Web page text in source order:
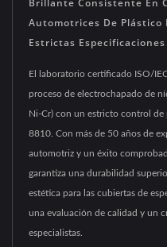
Automotrices De Plástico
Estrictas Especificaciones
El laboratorio certificado ISO/
proceso de electrochapado de
Ni-Cr) con un estricto control de
8810. Con más de 50 años de
automotriz y un éxito
garantiza una durabilidad
estética para las cubiertas de
una evaluación de calidad y un
especialistas.